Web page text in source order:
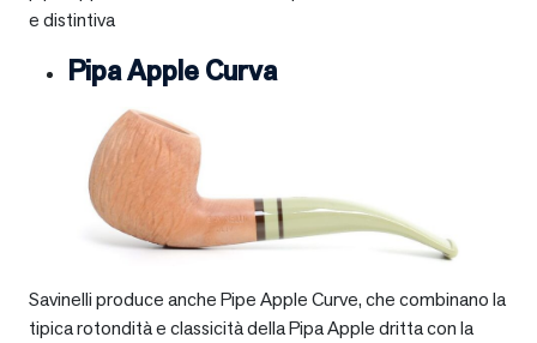
e distintiva
Pipa Apple Curva
Savinelli produce anche Pipe Apple Curve, che combinano la
tipica rotondità e classicità della Pipa Apple dritta con la